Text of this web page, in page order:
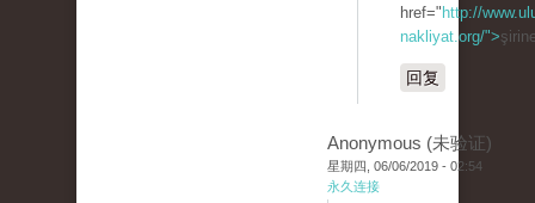
href=" http://
nakliyat.org/">
回复
Anonymous (未验证)
星期四, 06/06/2019 - 02:54
永久连接